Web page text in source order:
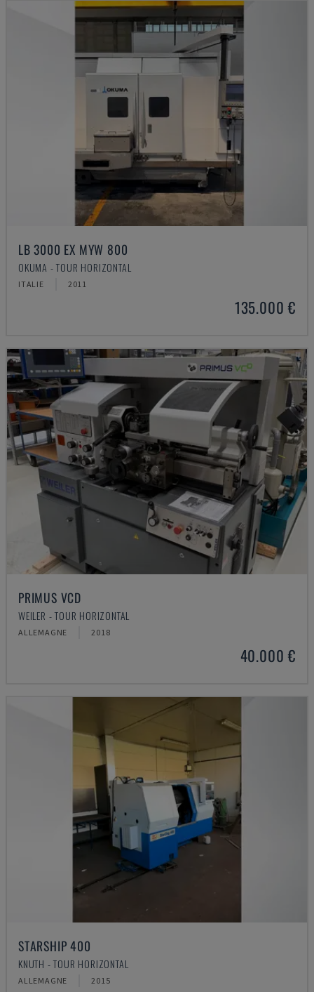
LB 3000 EX MYW 800
OKUMA - TOUR HORIZONTAL
ITALIE 2011
135.000 €
PRIMUS VCD
WEILER - TOUR HORIZONTAL
ALLEMAGNE 2018
40.000 €
STARSHIP 400
KNUTH - TOUR HORIZONTAL
ALLEMAGNE 2015